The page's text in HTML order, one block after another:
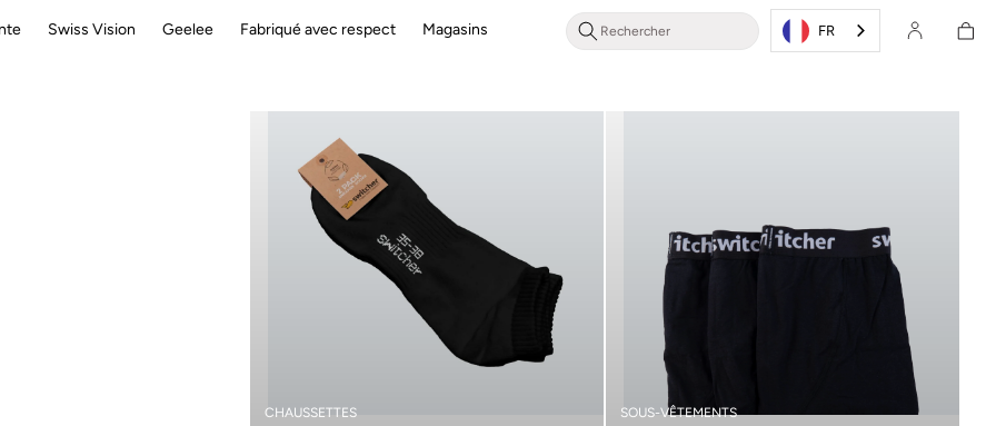
Swiss Vision Geelee Fabriqué avec respect Magasins FR
Se
connecter
/ s'inscrire
Panier
d'achat
CHAUSSETTES SOUS-VÊTEMENTS